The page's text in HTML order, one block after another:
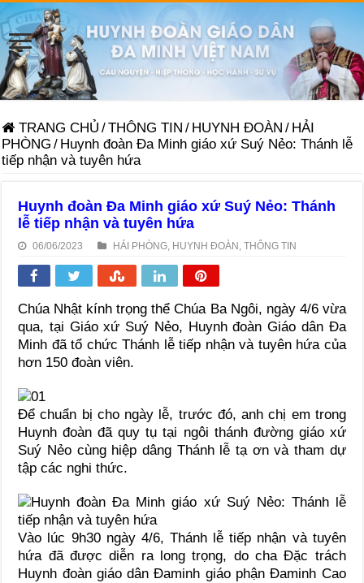
TRANG CHỦ /THÔNG TIN / HUYNH ĐOÀN / HẢI
PHÒNG / Huynh đoàn Đa Minh giáo xứ Suý Nẻo: Thánh lễ
tiếp nhận và tuyên hứa
Huynh đoàn Đa Minh giáo xứ Suý Nẻo: Thánh
lễ tiếp nhận và tuyên hứa
06/06/2023 HẢI PHÒNG HUYNH ĐOÀN ,THÔNG TIN
Chúa Nhật kính trọng thể Chúa Ba Ngôi, ngày 4/6 vừa
qua, tại Giáo xứ Suý Nẻo, Huynh đoàn Giáo dân Đa
Minh đã tổ chức Thánh lễ tiếp nhận và tuyên hứa của
hơn 150 đoàn viên.
Để chuẩn bị cho ngày lễ, trước đó, anh chị em trong
Huynh đoàn đã quy tụ tại ngôi thánh đường giáo xứ
Suý Nẻo cùng hiệp dâng Thánh lễ tạ ơn và tham dự
tập các nghi thức.
Vào lúc 9h30 ngày 4/6, Thánh lễ tiếp nhận và tuyên
hứa đã được diễn ra long trọng, do cha Đặc trách
Huynh đoàn giáo dân Đaminh giáo phận Đaminh Cao